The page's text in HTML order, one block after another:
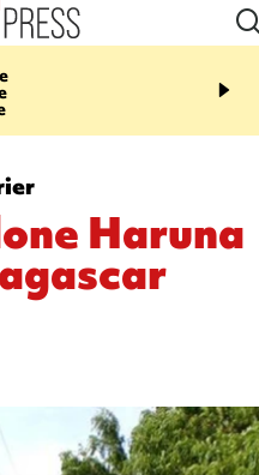
20:44
rouée de coups,
Haruna